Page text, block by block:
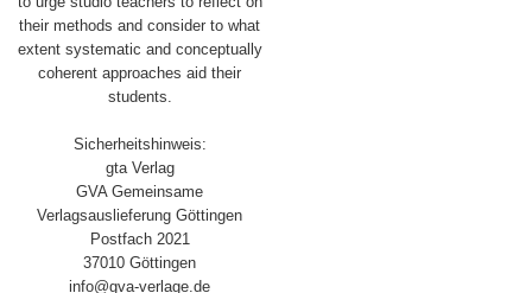
their ­methods and consider to what
extent systematic and conceptually
coherent approaches aid their
students.
Sicherheitshinweis:
gta Verlag
GVA Gemeinsame
Verlagsauslieferung Göttingen
Postfach 2021
37010 Göttingen
info@gva-verlage.de